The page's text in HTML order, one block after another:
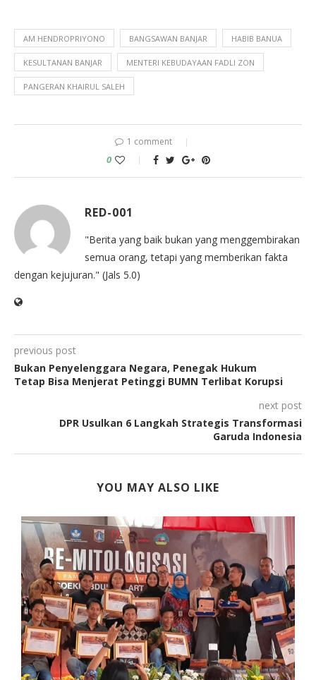
AM HENDROPRIYONO BANGSAWAN BANJAR HABIB BANUA
KESULTANAN BANJAR MENTERI KEBUDAYAAN FADLI ZON
PANGERAN KHAIRUL SALEH
1 comment
0
RED-001
"Berita yang baik bukan yang menggembirakan
semua orang, tetapi yang memberikan fakta
dengan kejujuran." (Jals 5.0)
previous post
Bukan Penyelenggara Negara, Penegak Hukum
Tetap Bisa Menjerat Petinggi BUMN Terlibat Korupsi
next post
DPR Usulkan 6 Langkah Strategis Transformasi
Garuda Indonesia
YOU MAY ALSO LIKE